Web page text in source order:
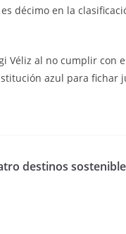
décimo en la
Véliz al no cumplir con
azul para fichar
destinos